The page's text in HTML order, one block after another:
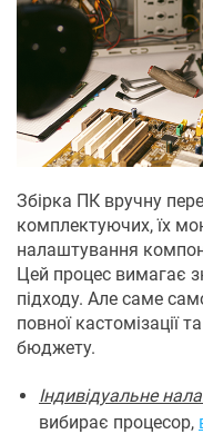
Збірка ПК вручну
комплектуючих, їх
налаштування
Цей процес вимагає
підходу. Але саме
повної кастомізації
бюджету.
Індивідуальне
вибирає процесор,